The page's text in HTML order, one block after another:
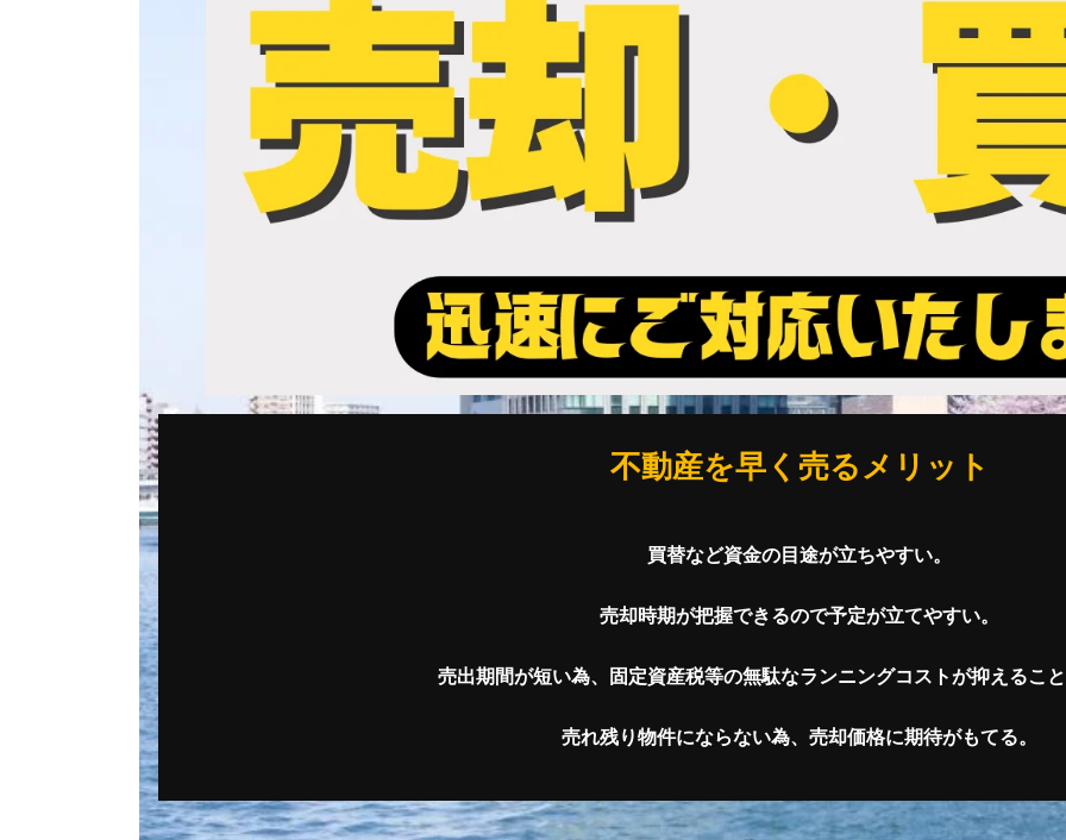
不動産を早く売るメリット
買替など資金の目途が立ちやすい。
売却時期が把握できるので予定が立てやすい。
売出期間が短い為、固定資産税等の無駄なランニングコストが抑えるこ
売れ残り物件にならない為、売却価格に期待がもてる。